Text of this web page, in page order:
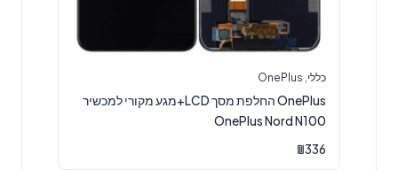
כללי OnePlus
OnePlus החלפת מסך LCD+מגע מקורי למכשיר
OnePlus Nord N100
₪336